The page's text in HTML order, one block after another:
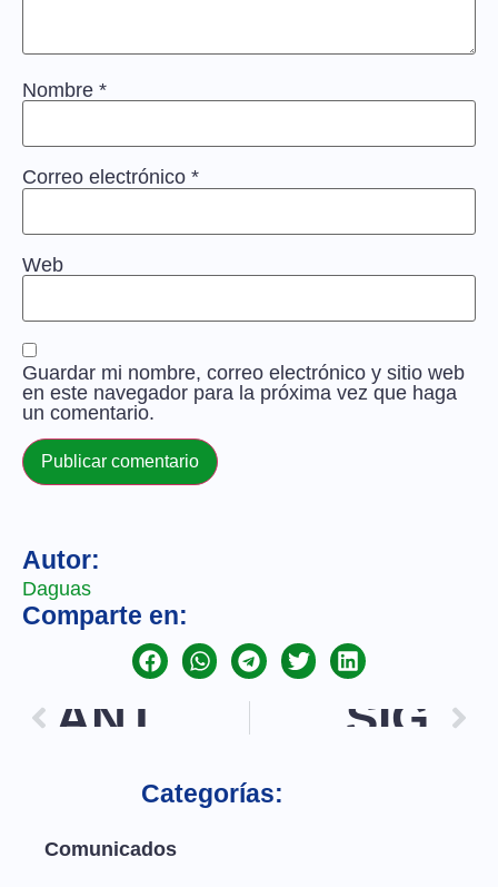
Nombre *
Correo electrónico *
Web
Guardar mi nombre, correo electrónico y sitio web
en este navegador para la próxima vez que haga
un comentario.
Categorías:
Comunicados
Autor:
Daguas
Comparte en:
ANT. SIG.